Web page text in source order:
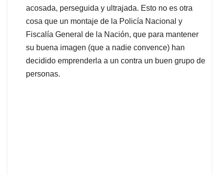
acosada, perseguida y ultrajada. Esto no es otra
cosa que un montaje de la Policía Nacional y
Fiscalía General de la Nación, que para mantener
su buena imagen (que a nadie convence) han
decidido emprenderla a un contra un buen grupo de
personas.